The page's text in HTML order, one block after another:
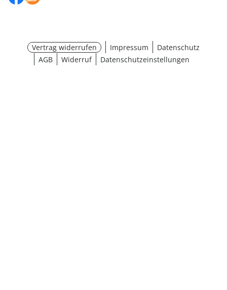
Vertrag widerrufen Impressum
Datenschutz
AGB
Widerruf Datenschutzeinstellungen